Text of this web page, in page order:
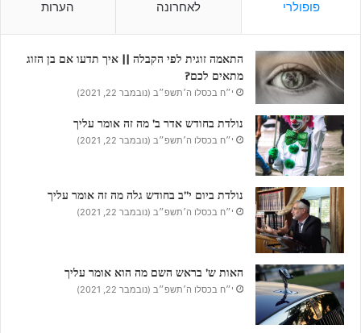
פופולרי לאחרונה הערות
התאמה זוגית לפי הקבלה || איך תדעו אם בן הזוג
מתאים לכם?
י״ח בכסלו ה׳תשפ״ב (נובמבר 22, 2021)
נולדת בחודש אדר ב’ מה זה אומר עליך
י״ח בכסלו ה׳תשפ״ב (נובמבר 22, 2021)
נולדת ביום י”ב בחודש גלה מה זה אומר עליך
י״ח בכסלו ה׳תשפ״ב (נובמבר 22, 2021)
האות ש’ בראש השם מה הוא אומר עליך
י״ח בכסלו ה׳תשפ״ב (נובמבר 22, 2021)